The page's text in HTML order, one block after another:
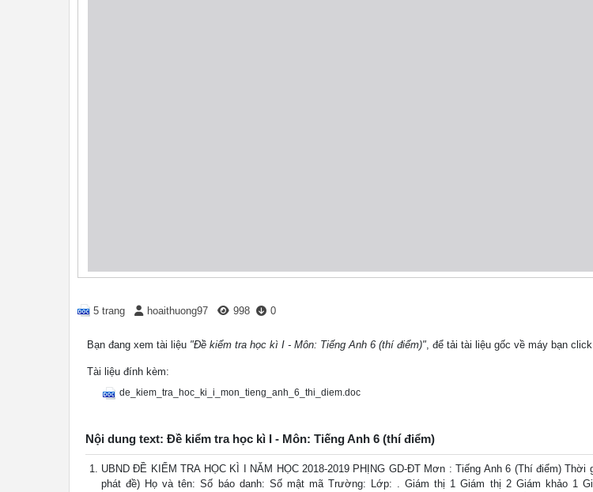
5 trang hoaithuong97 998 0
Bạn đang xem tài liệu "Đề kiểm tra học kì I - Môn: Tiếng Anh 6 (thí điểm)", để tải tài liệu gốc về máy bạn
Tài liệu đính kèm:
de_kiem_tra_hoc_ki_i_mon_tieng_anh_6_thi_diem.doc
Nội dung text: Đề kiểm tra học kì I - Môn: Tiếng Anh 6 (thí điểm)
UBND ĐỀ KIỂM TRA HỌC KÌ I NĂM HỌC 2018-2019 PHỊNG GD-ĐT Mơn : Tiếng Anh 6 (Thí điểm)
phát đề) Họ và tên: Số báo danh: Số mật mã Trường: Lớp: . Giám thị 1 Giám thị 2 Giám khảo 1